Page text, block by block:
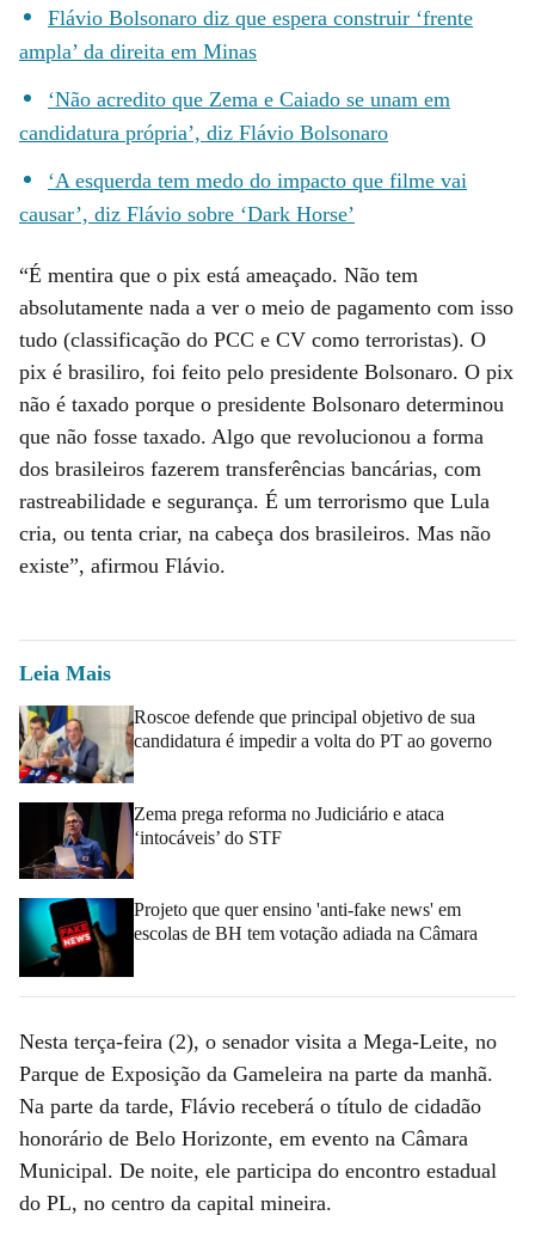
Flávio Bolsonaro diz que espera construir ‘frente
ampla’ da direita em Minas
‘Não acredito que Zema e Caiado se unam em
candidatura própria’, diz Flávio Bolsonaro
‘A esquerda tem medo do impacto que filme vai
causar’, diz Flávio sobre ‘Dark Horse’
“É mentira que o pix está ameaçado. Não tem
absolutamente nada a ver o meio de pagamento com isso
tudo (classificação do PCC e CV como terroristas). O
pix é brasiliro, foi feito pelo presidente Bolsonaro. O pix
não é taxado porque o presidente Bolsonaro determinou
que não fosse taxado. Algo que revolucionou a forma
dos brasileiros fazerem transferências bancárias, com
rastreabilidade e segurança. É um terrorismo que Lula
cria, ou tenta criar, na cabeça dos brasileiros. Mas não
existe”, afirmou Flávio.
Leia Mais
Roscoe defende que principal objetivo de sua
candidatura é impedir a volta do PT ao governo
Zema prega reforma no Judiciário e ataca
‘intocáveis’ do STF
Projeto que quer ensino 'anti-fake news' em
escolas de BH tem votação adiada na Câmara
Nesta terça-feira (2), o senador visita a Mega-Leite, no
Parque de Exposição da Gameleira na parte da manhã.
Na parte da tarde, Flávio receberá o título de cidadão
honorário de Belo Horizonte, em evento na Câmara
Municipal. De noite, ele participa do encontro estadual
do PL, no centro da capital mineira.